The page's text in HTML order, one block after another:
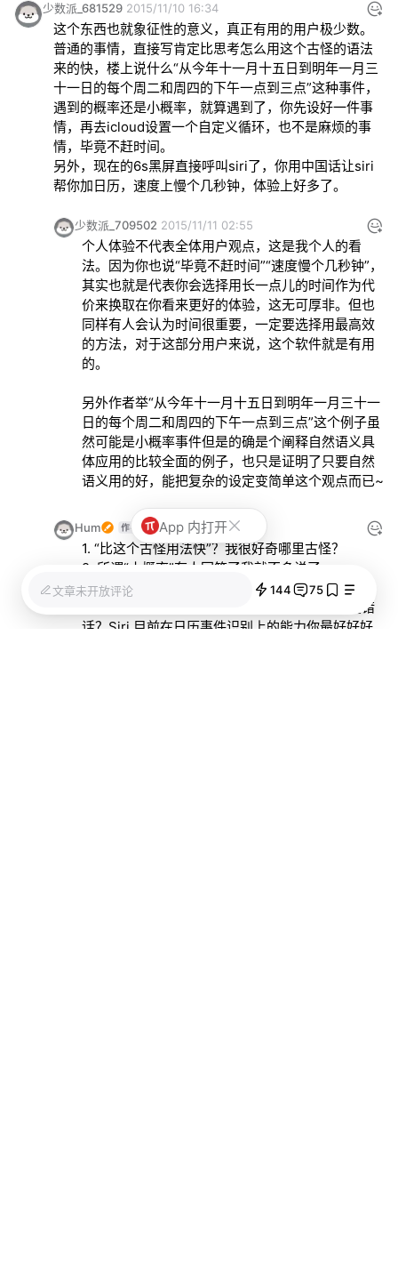
少数派_681529 2015/11/10 16:34
这个东西也就象征性的意义，真正有用的用户极少数。
普通的事情，直接写肯定比思考怎么用这个古怪的语法
来的快，楼上说什么“从今年十一月十五日到明年一月三
十一日的每个周二和周四的下午一点到三点”这种事件，
遇到的概率还是小概率，就算遇到了，你先设好一件事
情，再去icloud设置一个自定义循环，也不是麻烦的事
情，毕竟不赶时间。
另外，现在的6s黑屏直接呼叫siri了，你用中国话让siri
帮你加日历，速度上慢个几秒钟，体验上好多了。
少数派_709502 2015/11/11 02:55
个人体验不代表全体用户观点，这是我个人的看
法。因为你也说“毕竟不赶时间”“速度慢个几秒钟”，
其实也就是代表你会选择用长一点儿的时间作为代
价来换取在你看来更好的体验，这无可厚非。但也
同样有人会认为时间很重要，一定要选择用最高效
的方法，对于这部分用户来说，这个软件就是有用
的。
另外作者举“从今年十一月十五日到明年一月三十一
日的每个周二和周四的下午一点到三点”这个例子虽
然可能是小概率事件但是的确是个阐释自然语义具
体应用的比较全面的例子，也只是证明了只要自然
语义用的好，能把复杂的设定变简单这个观点而已~
Hum 2015/11/11 06:10
1. “比这个古怪用法快”？我很好奇哪里古怪？
2. 所谓“小概率”有人回答了我就不多说了。
3. Siri 代替的几个问题：你打字的场景多还是跟
Siri 说话的场景多？你跟 Siri 说话的时候说不说错
话？Siri 目前在日历事件识别上的能力你最好好好
文章未开放评论 144 75
App 内打开